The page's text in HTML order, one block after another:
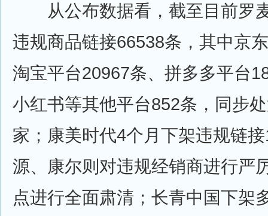
从公布数据看，截至目前罗
违规商品链接66538条，其中京
淘宝平台20967条、拼多多平台
小红书等其他平台852条，同步
家；康美时代4个月下架违规链
源、康尔则对违规经销商进行严
点进行全面肃清；长青中国下架